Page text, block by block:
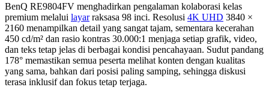
BenQ RE9804FV menghadirkan pengalaman kolaborasi kelas
premium melalui layarraksasa 98 inci. Resolusi 4K UHD 3840 ×
2160 menampilkan detail yang sangat tajam, sementara kecerahan
450 cd/m² dan rasio kontras 30.000:1 menjaga setiap grafik, video,
dan teks tetap jelas di berbagai kondisi pencahayaan. Sudut pandang
178° memastikan semua peserta melihat konten dengan kualitas
yang sama, bahkan dari posisi paling samping, sehingga diskusi
terasa inklusif dan fokus tetap terjaga.